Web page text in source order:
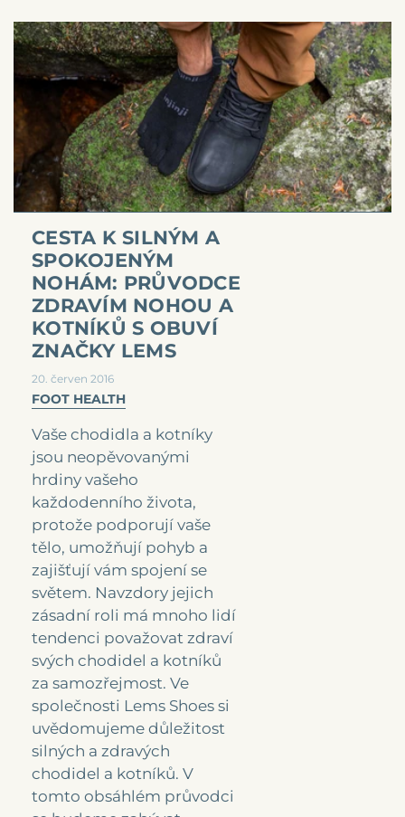
CESTA K SILNÝM A
SPOKOJENÝM
NOHÁM: PRŮVODCE
ZDRAVÍM NOHOU A
KOTNÍKŮ S OBUVÍ
ZNAČKY LEMS
20. červen 2016
FOOT HEALTH
Vaše chodidla a kotníky
jsou neopěvovanými
hrdiny vašeho
každodenního života,
protože podporují vaše
tělo, umožňují pohyb a
zajišťují vám spojení se
světem. Navzdory jejich
zásadní roli má mnoho lidí
tendenci považovat zdraví
svých chodidel a kotníků
za samozřejmost. Ve
společnosti Lems Shoes si
uvědomujeme důležitost
silných a zdravých
chodidel a kotníků. V
tomto obsáhlém průvodci